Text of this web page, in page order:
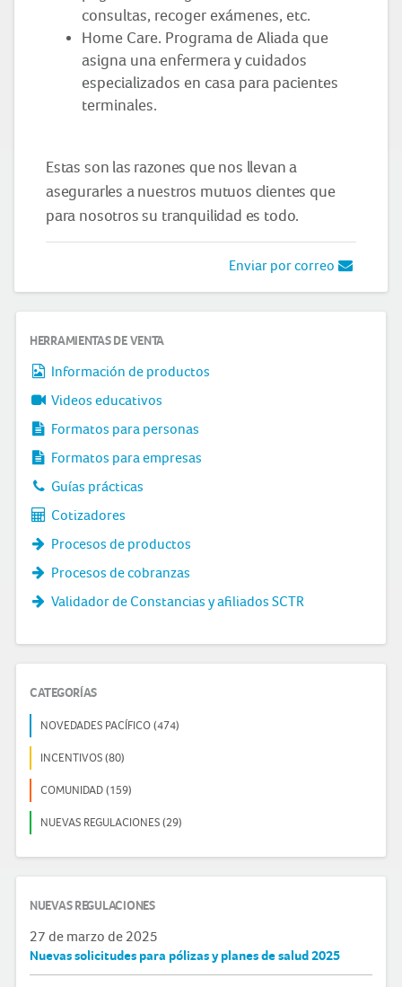
consultas, recoger exámenes, etc.
Home Care. Programa de Aliada que
asigna una enfermera y cuidados
especializados en casa para pacientes
terminales.
Estas son las razones que nos llevan a
asegurarles a nuestros mutuos clientes que
para nosotros su tranquilidad es todo.
Enviar por correo
HERRAMIENTAS DE VENTA
Información de productos
Videos educativos
Formatos para personas
Formatos para empresas
Guías prácticas
Cotizadores
Procesos de productos
Procesos de cobranzas
Validador de Constancias y afiliados SCTR
CATEGORÍAS
NOVEDADES PACÍFICO (474)
INCENTIVOS (80)
COMUNIDAD (159)
NUEVAS REGULACIONES (29)
NUEVAS REGULACIONES
27 de marzo de 2025
Nuevas solicitudes para pólizas y planes de salud 2025